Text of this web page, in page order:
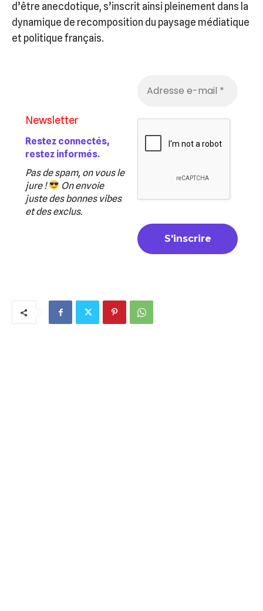
d’être anecdotique, s’inscrit ainsi pleinement dans la
dynamique de recomposition du paysage médiatique
et politique français.
Newsletter
Restez connectés,
restez informés.
Pas de spam, on vous le
jure !
On envoie
juste des bonnes vibes
et des exclus.